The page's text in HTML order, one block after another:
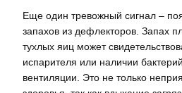
Еще один тревожный сигнал –
запахов из дефлекторов. Запах
тухлых яиц может
испарителя или наличии
вентиляции. Это не только